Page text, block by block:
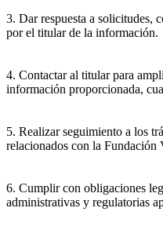
3. Dar respuesta a solicitudes,
por el titular de la información.
4. Contactar al titular para
información proporcionada,
5. Realizar seguimiento a los
relacionados con la Fundación
6. Cumplir con obligaciones
administrativas y regulatorias